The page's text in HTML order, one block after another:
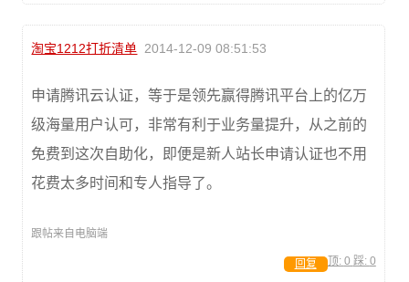
淘宝1212打折清单 2014-12-09 08:51:53
申请腾讯云认证，等于是领先赢得腾讯平台上的亿万
级海量用户认可，非常有利于业务量提升，从之前的
免费到这次自助化，即便是新人站长申请认证也不用
花费太多时间和专人指导了。
跟帖来自电脑端
顶: 0 踩: 0
回复